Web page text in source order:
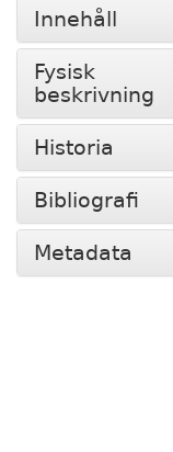
Innehåll
Fysisk
beskrivning
Historia
Bibliografi
Metadata